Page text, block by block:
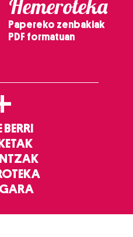
Hemeroteka
Papereko zenbakiak
PDF formatuan